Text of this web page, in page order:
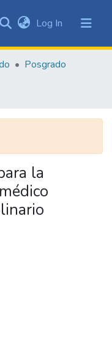
Log In (current)
Posgrado
la